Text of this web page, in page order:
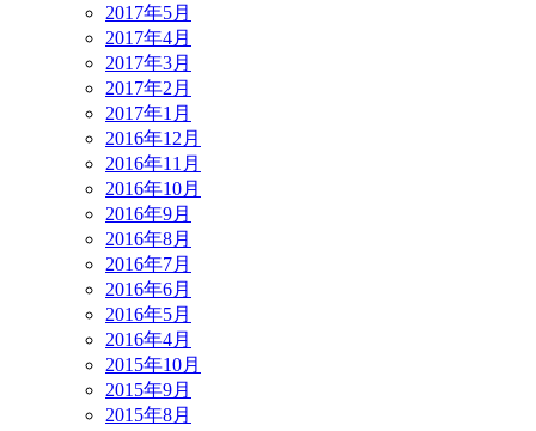
2017年5月
2017年4月
2017年3月
2017年2月
2017年1月
2016年12月
2016年11月
2016年10月
2016年9月
2016年8月
2016年7月
2016年6月
2016年5月
2016年4月
2015年10月
2015年9月
2015年8月